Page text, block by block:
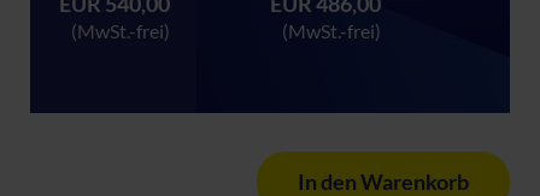
(MwSt.-frei) (MwSt.-frei)
In den Warenkorb